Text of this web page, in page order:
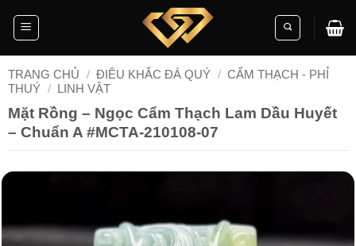
TRANG CHỦ / ĐIÊU KHẮC ĐÁ QUÝ / CẨM THẠCH - PHỈ
THUÝ / LINH VẬT
Mặt Rồng – Ngọc Cẩm Thạch Lam Dầu Huyết
– Chuẩn A #MCTA-210108-07